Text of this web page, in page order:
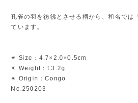
孔雀の羽を彷彿とさせる柄から、和名では
ています。
✴︎ Size：4.7×2.0×0.5cm
✴︎ Weight：13.2g
✴︎ Origin：Congo
No.250203